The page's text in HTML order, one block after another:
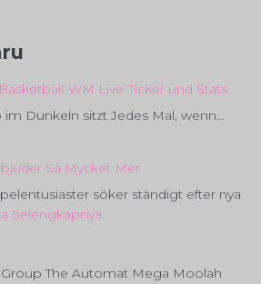
WM Live-Ticker und Stats
Dunkeln sitzt Jedes Mal, wenn…
Så Mycket Mer
söker ständigt efter nya
Selengkapnya
Erbjuder
The Automat Mega Moolah